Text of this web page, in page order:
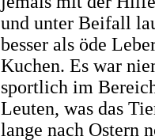
und unter Beifall
besser als öde
Kuchen. Es war
sportlich im
Leuten, was das
lange nach Ostern